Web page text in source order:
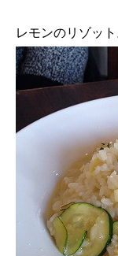
レモンのリゾット